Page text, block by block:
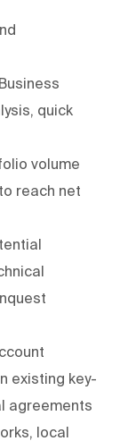
quick
volume
reach net
existing key-
agreements
local